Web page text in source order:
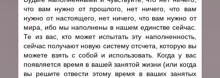
что вам нужно от прошлого, нет ничего, что вам
нужно от настоящего, нет ничего, что вам нужно от
мира, ибо мы наполнены в нашем единстве сейчас.
Те из вас, кто может испытать эту наполненность,
сейчас получают новую систему отсчета, которую вы
можете взять с собой и использовать. Когда у вас
появляется время в вашей занятой жизни (или когда
вы решите отвести этому время в ваших занятых